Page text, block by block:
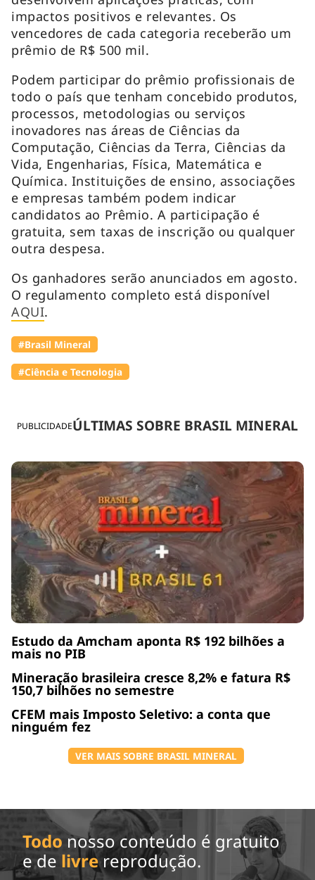
PUBLICIDADEÚLTIMAS SOBRE BRASIL MINERAL
Estudo da Amcham aponta R$ 192 bilhões a
mais no PIB
Mineração brasileira cresce 8,2% e fatura R$
150,7 bilhões no semestre
CFEM mais Imposto Seletivo: a conta que
ninguém fez
VER MAIS SOBRE BRASIL MINERAL
impactos positivos e relevantes. Os
vencedores de cada categoria receberão um
prêmio de R$ 500 mil.
Podem participar do prêmio profissionais de
todo o país que tenham concebido produtos,
processos, metodologias ou serviços
inovadores nas áreas de Ciências da
Computação, Ciências da Terra, Ciências da
Vida, Engenharias, Física, Matemática e
Química. Instituições de ensino, associações
e empresas também podem indicar
candidatos ao Prêmio. A participação é
gratuita, sem taxas de inscrição ou qualquer
outra despesa.
Os ganhadores serão anunciados em agosto.
O regulamento completo está disponível
AQUI.
#Brasil Mineral
#Ciência e Tecnologia
Todo nosso conteúdo é gratuito
e de livrereprodução.